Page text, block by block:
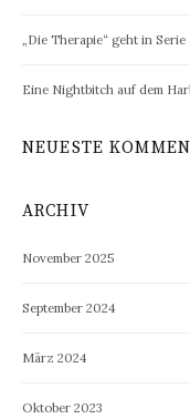
„Die Therapie“ geht in Serie
Eine Nightbitch auf dem
NEUESTE
ARCHIV
November 2025
September 2024
März 2024
Oktober 2023